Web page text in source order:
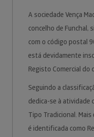
A sociedade Vença
concelho de Funchal,
com o código postal
está devidamente
Registo Comercial do
Seguindo a
dedica-se à atividade
Tipo Tradicional.
é identificada como